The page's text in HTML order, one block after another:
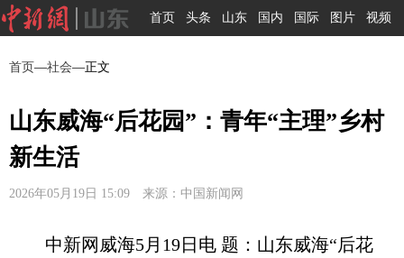
首页 头条 山东 国内 国际 图片 视频
首页—社会—正文
山东威海“后花园”：青年“主理”乡村
新生活
2026年05月19日 15:09 来源：中国新闻网
中新网威海5月19日电 题：山东威海“后花